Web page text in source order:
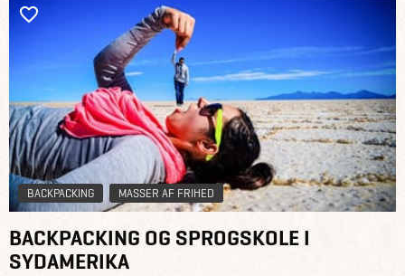
BACKPACKING MASSER AF FRIHED
BACKPACKING OG SPROGSKOLE I
SYDAMERIKA